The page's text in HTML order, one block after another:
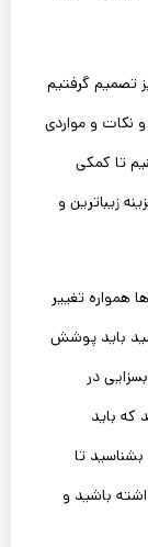
تصمیم گرفتیم
نکات و مواردی
تا کمکی
زیباترین و
همواره تغییر
باید پوشش
در
باید
تا
باشید و